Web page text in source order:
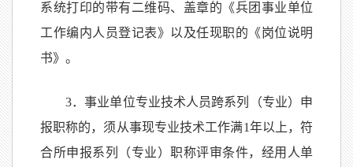
系统打印的带有二维码、盖章的《兵团事业单位
工作编内人员登记表》以及任现职的《岗位说明
书》。
3．事业单位专业技术人员跨系列（专业）申
报职称的，须从事现专业技术工作满1年以上，符
合所申报系列（专业）职称评审条件，经用人单